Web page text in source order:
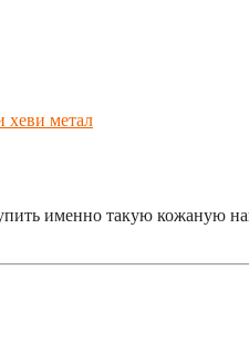
хеви метал
именно такую кожаную